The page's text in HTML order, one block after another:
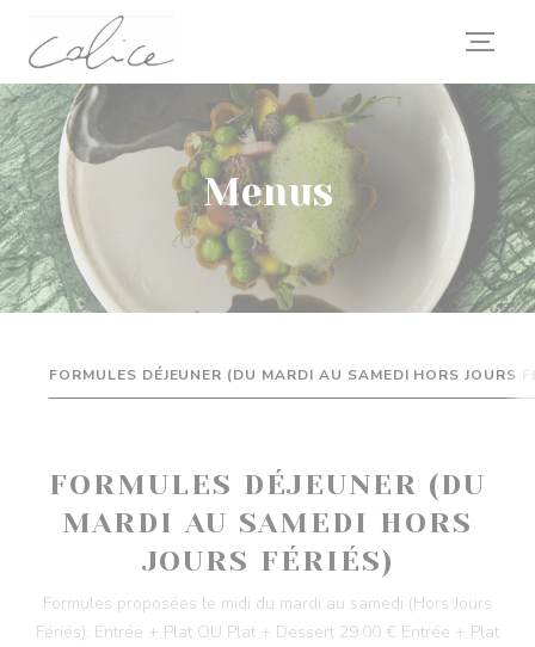
Personalizing your cookie choices
Menus
FORMULES DÉJEUNER (DU MARDI AU SAMEDI HORS JOURS
FORMULES DÉJEUNER (DU
MARDI AU SAMEDI HORS
JOURS FÉRIÉS)
Formules proposées le midi du mardi au samedi (Hors Jours
Fériés). Entrée + Plat OU Plat + Dessert 29.00 € Entrée + Plat